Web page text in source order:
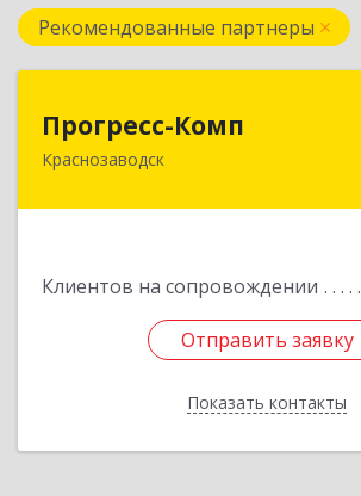
Рекомендованные партнеры
Прогресс-Комп
Краснозаводск
Клиентов на сопровождении
Отправить заявку
Показать контакты
141321, Московская обл,
Отправить заявку
Назад